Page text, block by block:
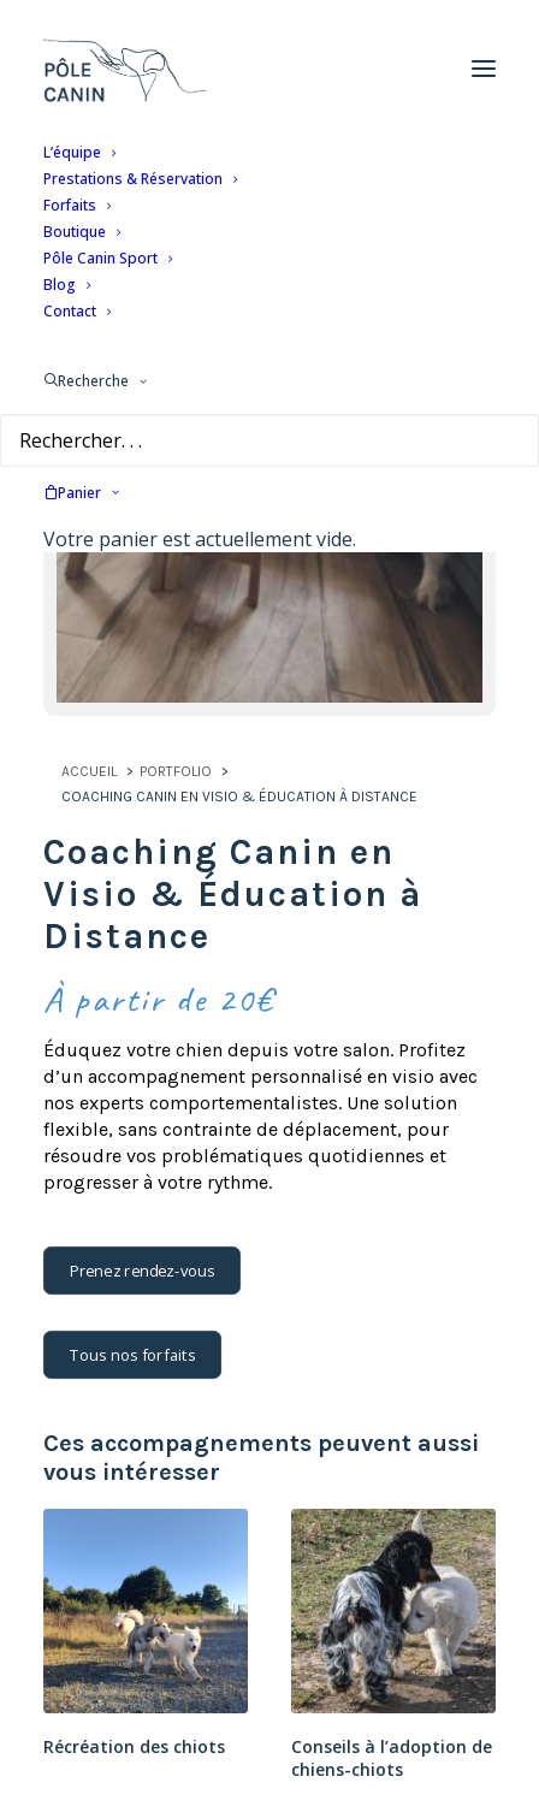
L’équipe
Prestations & Réservation
Forfaits
Boutique
Pôle Canin Sport
Blog
Contact
Recherche
Panier
Votre panier est actuellement vide.
ACCUEIL
PORTFOLIO
COACHING CANIN EN VISIO & ÉDUCATION À DISTANCE
Coaching Canin en
Visio & Éducation à
Distance
À partir de 20€
Éduquez votre chien depuis votre salon. Profitez
d’un accompagnement personnalisé en visio avec
nos experts comportementalistes. Une solution
flexible, sans contrainte de déplacement, pour
résoudre vos problématiques quotidiennes et
progresser à votre rythme.
Prenez rendez-vous
Tous nos forfaits
Ces accompagnements peuvent aussi
vous intéresser
Récréation des chiots
Conseils à l’adoption de
chiens-chiots